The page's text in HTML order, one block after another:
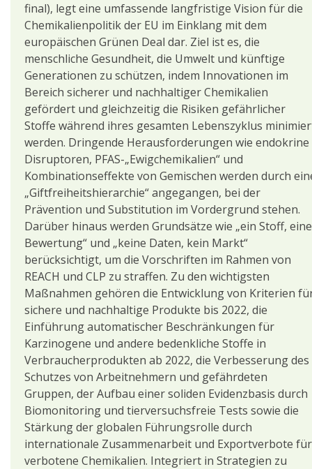
final), legt eine umfassende langfristige Vision für die
Chemikalienpolitik der EU im Einklang mit dem
europäischen Grünen Deal dar. Ziel ist es, die
menschliche Gesundheit, die Umwelt und künftige
Generationen zu schützen, indem Innovationen im
Bereich sicherer und nachhaltiger Chemikalien
gefördert und gleichzeitig die Risiken gefährlicher
Stoffe während ihres gesamten Lebenszyklus
werden. Dringende Herausforderungen wie endokrine
Disruptoren, PFAS-„Ewigchemikalien“ und
Kombinationseffekte von Gemischen werden durch
„Giftfreiheitshierarchie“ angegangen, bei der
Prävention und Substitution im Vordergrund stehen.
Darüber hinaus werden Grundsätze wie „ein Stoff, eine
Bewertung“ und „keine Daten, kein Markt“
berücksichtigt, um die Vorschriften im Rahmen von
REACH und CLP zu straffen. Zu den wichtigsten
Maßnahmen gehören die Entwicklung von Kriterien
sichere und nachhaltige Produkte bis 2022, die
Einführung automatischer Beschränkungen für
Karzinogene und andere bedenkliche Stoffe in
Verbraucherprodukten ab 2022, die Verbesserung des
Schutzes von Arbeitnehmern und gefährdeten
Gruppen, der Aufbau einer soliden Evidenzbasis durch
Biomonitoring und tierversuchsfreie Tests sowie die
Stärkung der globalen Führungsrolle durch
internationale Zusammenarbeit und Exportverbote für
verbotene Chemikalien. Integriert in Strategien zu